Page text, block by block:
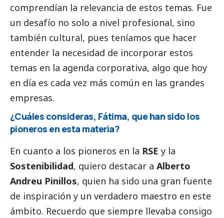
comprendían la relevancia de estos temas. Fue
un desafío no solo a nivel profesional, sino
también cultural, pues teníamos que hacer
entender la necesidad de incorporar estos
temas en la agenda corporativa, algo que hoy
en día es cada vez más común en las grandes
empresas.
¿Cuáles consideras, Fátima, que han sido los
pioneros en esta materia?
En cuanto a los pioneros en la RSE y la
Sostenibilidad, quiero destacar a Alberto
Andreu Pinillos, quien ha sido una gran fuente
de inspiración y un verdadero maestro en este
ámbito. Recuerdo que siempre llevaba consigo